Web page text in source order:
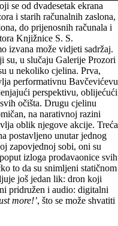
se od dvadesetak ekrana
i starih računalnih zaslona,
do prijenosnih računala i
Knjižnice S. S.
izvana može vidjeti sadržaj.
su, u slučaju Galerije Prozori
u nekoliko cjelina. Prva,
performativnu Bavčevićevu
perspektivu, oblijećući
očišta. Drugu cjelinu
na narativnoj razini
oblik njegove akcije. Treća
postavljeno unutar jednog
zapovjednoj sobi, oni su
izloga prodavaonice svih
to da su snimljeni statičnom
još jedan lik: dron koji
pridružen i audio: digitalni
more!’, što se može shvatiti